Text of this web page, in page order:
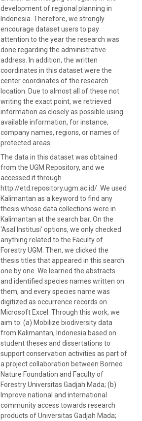
development of regional planning in
Indonesia. Therefore, we strongly
encourage dataset users to pay
attention to the year the research was
done regarding the administrative
address. In addition, the written
coordinates in this dataset were the
center coordinates of the research
location. Due to almost all of these not
writing the exact point, we retrieved
information as closely as possible using
available information, for instance,
company names, regions, or names of
protected areas.
The data in this dataset was obtained
from the UGM Repository, and we
accessed it through
http://etd.repository.ugm.ac.id/. We used
Kalimantan as a keyword to find any
thesis whose data collections were in
Kalimantan at the search bar. On the
‘Asal Institusi’ options, we only checked
anything related to the Faculty of
Forestry UGM. Then, we clicked the
thesis titles that appeared in this search
one by one. We learned the abstracts
and identified species names written on
them, and every species name was
digitized as occurrence records on
Microsoft Excel. Through this work, we
aim to: (a) Mobilize biodiversity data
from Kalimantan, Indonesia based on
student theses and dissertations to
support conservation activities as part of
a project collaboration between Borneo
Nature Foundation and Faculty of
Forestry Universitas Gadjah Mada; (b)
Improve national and international
community access towards research
products of Universitas Gadjah Mada;